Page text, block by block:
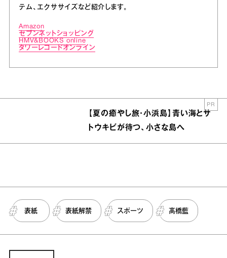
テム、エクササイズなど紹介します。
Amazon
セブンネットショッピング
HMV&BOOKS online
タワーレコードオンライン
【夏の癒やし旅・小浜島】青い海とサ
トウキビが待つ、小さな島へ
PR
表紙 表紙解禁 スポーツ 髙橋藍